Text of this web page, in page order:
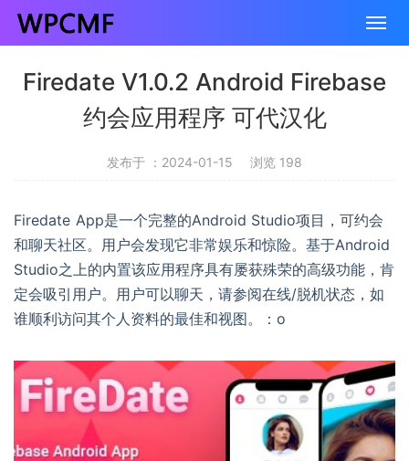
Firedate V1.0.2 Android Firebase
约会应用程序 可代汉化
发布于 ：2024-01-15 浏览 198
Firedate App是一个完整的Android Studio项目，可约会
和聊天社区。用户会发现它非常娱乐和惊险。基于Android
Studio之上的内置该应用程序具有屡获殊荣的高级功能，肯
定会吸引用户。用户可以聊天，请参阅在线/脱机状态，如
谁顺利访问其个人资料的最佳和视图。：o